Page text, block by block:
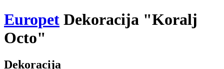
Europet Dekoracija "Koralj
Octo"
Dekoracija